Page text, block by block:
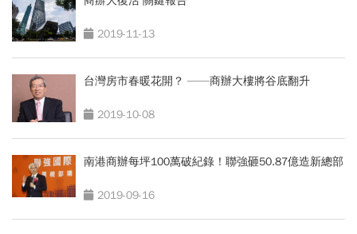
2019-11-13
台灣房市春暖花開？ ——商辦大樓將谷底翻升
2019-10-08
南港商辦每坪100萬破紀錄！聯強砸50.87億造新總部
2019-09-16